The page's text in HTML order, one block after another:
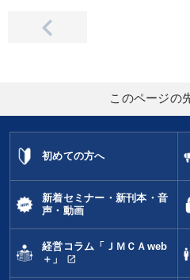
このページの
初めての方へ
新着セミナー・新刊本・音
声・動画
経営コラム「ＪＭＣＡweb
＋」
open_in_new